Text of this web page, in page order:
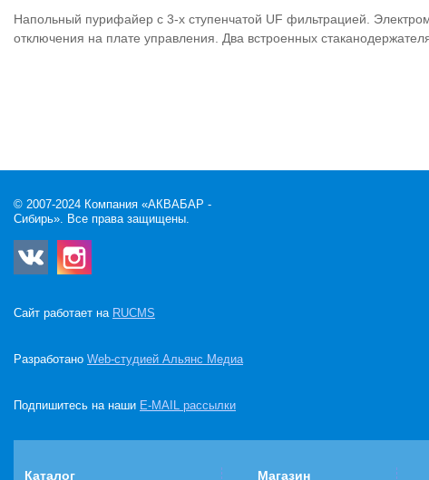
Напольный пурифайер с 3-х ступенчатой UF фильтрацией.
отключения на плате управления. Два встроенных
© 2007-2024 Компания «АКВАБАР -
Сибирь». Все права защищены.
Сайт работает на RUCMS
Разработано Web-студией Альянс Медиа
Подпишитесь на наши E-MAIL рассылки
Каталог Магазин